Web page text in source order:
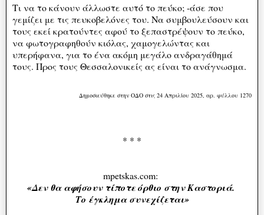
Τι να το κάνουν άλλωστε αυτό το πεύκο; -άσε που
γεμίζει με τις πευκοβελόνες του. Να συμβουλεύσουν και
τους εκεί κρατούντες αφού το ξεπαστρέψουν το πεύκο,
να φωτογραφηθούν κιόλας, χαμογελώντας και
υπερήφανα, για το ένα ακόμη μεγάλο ανδραγάθημά
τους. Προς τους Θεσσαλονικείς ας είναι το ανάγνωσμα.
Δημοσιεύθηκε στην ΟΔΟ στις 24 Απριλίου 2025, αρ. φύλλου 1270
* * *
mpetskas.com:
«Δεν θα αφήσουν τίποτε όρθιο στην Καστοριά.
Το έγκλημα συνεχίζεται»